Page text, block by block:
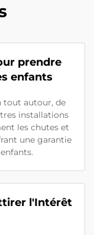
prendre
enfants
tout autour, de
installations
les chutes et
une garantie
l'Intérêt